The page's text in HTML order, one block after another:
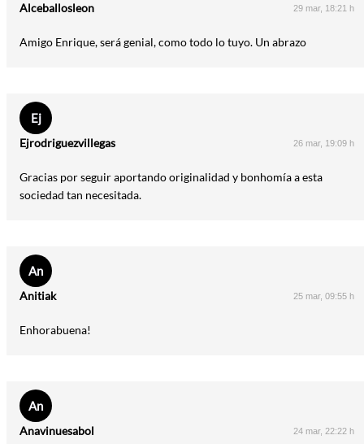
Alceballosleon 29 mar, 18:21 h
Amigo Enrique, será genial, como todo lo tuyo. Un abrazo
Ej
Ejrodriguezvillegas 26 mar, 19:09 h
Gracias por seguir aportando originalidad y bonhomía a esta
sociedad tan necesitada.
An
Anitiak 25 mar, 09:55 h
Enhorabuena!
An
Anavinuesabol 24 mar, 22:22 h